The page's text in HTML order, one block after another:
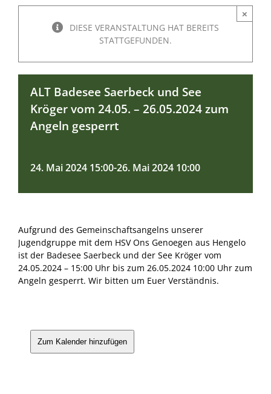
Geschichte ASV Emsdetten
Besatzgemeinschaft Ems
Makrelenfahrt ×
DIESE VERANSTALTUNG HAT BEREITS
STATTGEFUNDEN.
ALT Badesee Saerbeck und See
Kröger vom 24.05. – 26.05.2024 zum
Angeln gesperrt
24. Mai 2024 15:00-26. Mai 2024 10:00
Aufgrund des Gemeinschaftsangelns unserer
Jugendgruppe mit dem HSV Ons Genoegen aus Hengelo
ist der Badesee Saerbeck und der See Kröger vom
24.05.2024 – 15:00 Uhr bis zum 26.05.2024 10:00 Uhr zum
Angeln gesperrt. Wir bitten um Euer Verständnis.
Zum Kalender hinzufügen